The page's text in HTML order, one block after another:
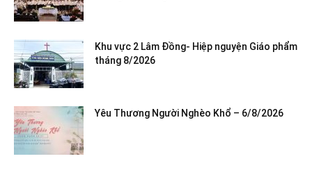
Khu vực 2 Lâm Đồng- Hiệp nguyện Giáo phẩm
tháng 8/2026
Yêu Thương Người Nghèo Khổ – 6/8/2026